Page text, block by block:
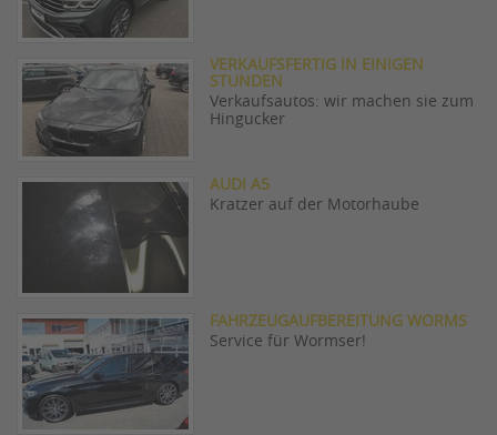
VERKAUFSFERTIG IN EINIGEN
STUNDEN
Verkaufsautos: wir machen sie zum
Hingucker
AUDI A5
Kratzer auf der Motorhaube
FAHRZEUGAUFBEREITUNG WORMS
Service für Wormser!